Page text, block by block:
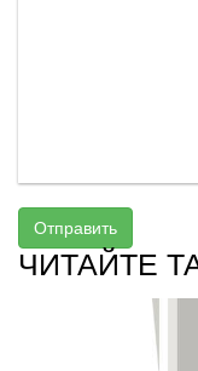
Отправить
ЧИТАЙТЕ